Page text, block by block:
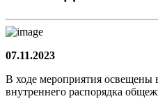
07.11.2023
В ходе мероприятия освещены
внутреннего распорядка